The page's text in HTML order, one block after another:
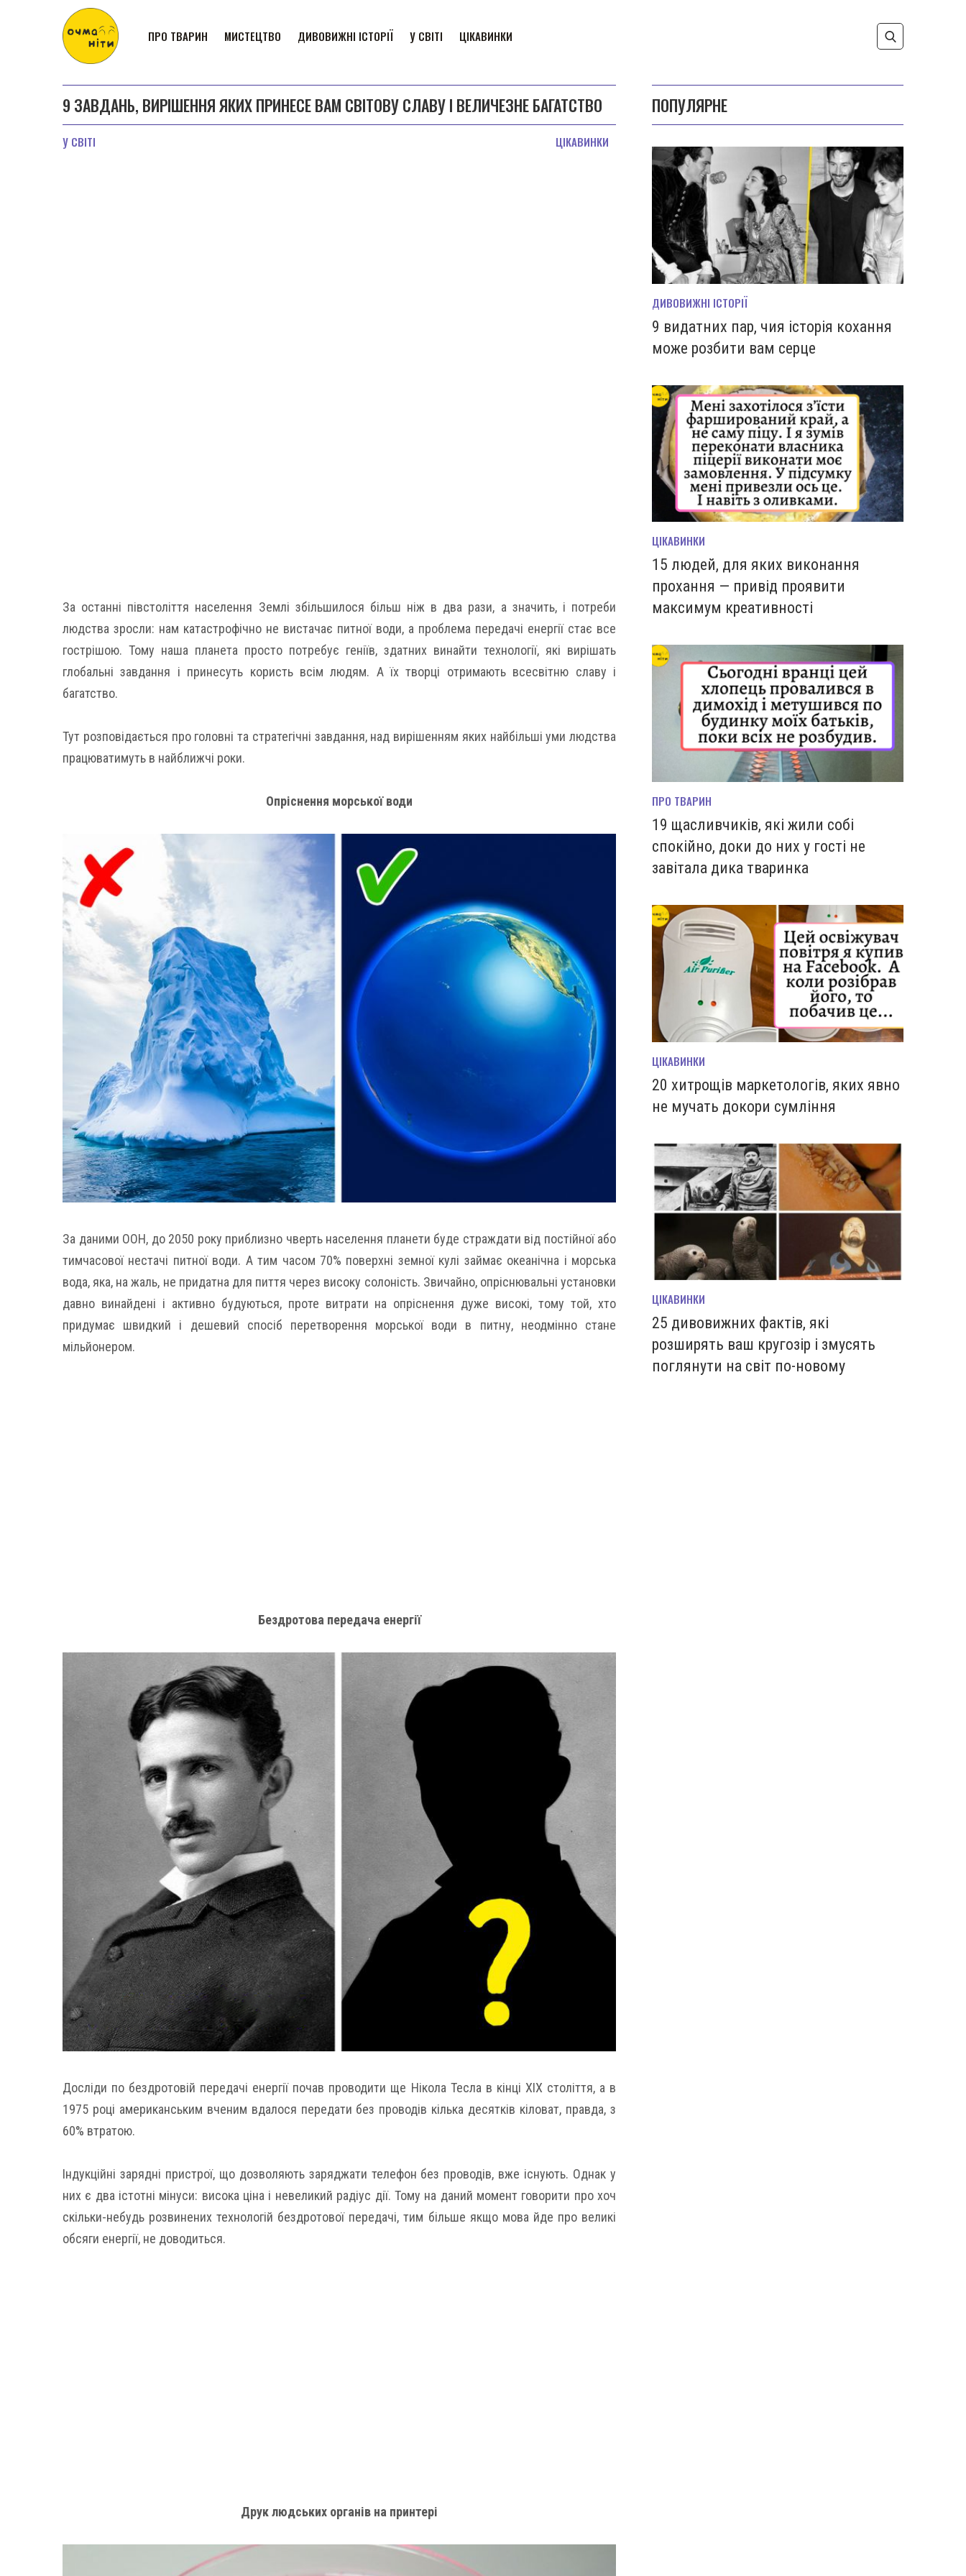
ПРО ТВАРИН МИСТЕЦТВО ДИВОВИЖНІ ІСТОРІЇ У СВІТІ ЦІКАВИНКИ
9 ЗАВДАНЬ, ВИРІШЕННЯ ЯКИХ ПРИНЕСЕ ВАМ СВІТОВУ СЛАВУ І ВЕЛИЧЕЗНЕ БАГАТСТВО
У СВІТІ ЦІКАВИНКИ
За останні півстоліття населення Землі збільшилося більш ніж в два рази, а значить, і потреби
людства зросли: нам катастрофічно не вистачає питної води, а проблема передачі енергії стає все
гострішою. Тому наша планета просто потребує геніїв, здатних винайти технології, які вирішать
глобальні завдання і принесуть користь всім людям. А їх творці отримають всесвітню славу і
багатство.
Тут розповідається про головні та стратегічні завдання, над вирішенням яких найбільші уми людства
працюватимуть в найближчі роки.
Опріснення морської води
За даними ООН, до 2050 року приблизно чверть населення планети буде страждати від постійної або
тимчасової нестачі питної води. А тим часом 70% поверхні земної кулі займає океанічна і морська
вода, яка, на жаль, не придатна для пиття через високу солоність. Звичайно, опріснювальні установки
давно винайдені і активно будуються, проте витрати на опріснення дуже високі, тому той, хто
придумає швидкий і дешевий спосіб перетворення морської води в питну, неодмінно стане
мільйонером.
Бездротова передача енергії
Досліди по бездротовій передачі енергії почав проводити ще Нікола Тесла в кінці XIX століття, а в
1975 році американським вченим вдалося передати без проводів кілька десятків кіловат, правда, з
60% втратою.
Індукційні зарядні пристрої, що дозволяють заряджати телефон без проводів, вже існують. Однак у
них є два істотні мінуси: висока ціна і невеликий радіус дії. Тому на даний момент говорити про хоч
скільки-небудь розвинених технологій бездротової передачі, тим більше якщо мова йде про великі
обсяги енергії, не доводиться.
Друк людських органів на принтері
ПОПУЛЯРНЕ
ДИВОВИЖНІ ІСТОРІЇ
9 видатних пар, чия історія кохання
може розбити вам серце
ЦІКАВИНКИ
15 людей, для яких виконання
прохання — привід проявити
максимум креативності
ПРО ТВАРИН
19 щасливчиків, які жили собі
спокійно, доки до них у гості не
завітала дика тваринка
ЦІКАВИНКИ
20 хитрощів маркетологів, яких явно
не мучать докори сумління
ЦІКАВИНКИ
25 дивовижних фактів, які
розширять ваш кругозір і змусять
поглянути на світ по-новому